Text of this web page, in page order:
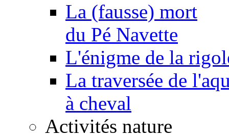
La (fausse) mort
du Pé Navette
L'énigme de la
La traversée de
à cheval
Activités nature